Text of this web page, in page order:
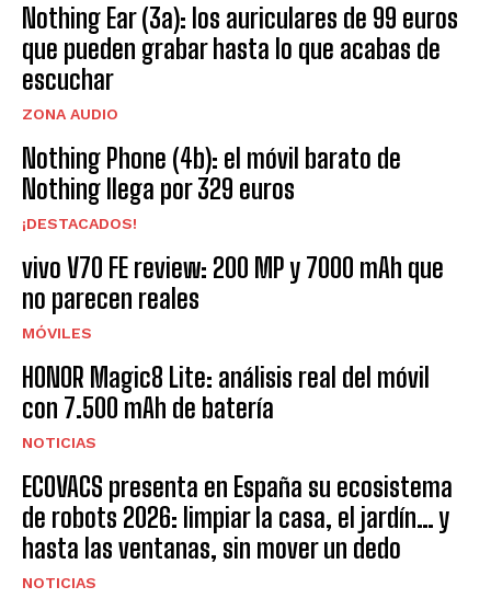
Nothing Ear (3a): los auriculares de 99 euros
que pueden grabar hasta lo que acabas de
escuchar
ZONA AUDIO
Nothing Phone (4b): el móvil barato de
Nothing llega por 329 euros
¡DESTACADOS!
vivo V70 FE review: 200 MP y 7000 mAh que
no parecen reales
MÓVILES
HONOR Magic8 Lite: análisis real del móvil
con 7.500 mAh de batería
NOTICIAS
ECOVACS presenta en España su ecosistema
de robots 2026: limpiar la casa, el jardín… y
hasta las ventanas, sin mover un dedo
NOTICIAS